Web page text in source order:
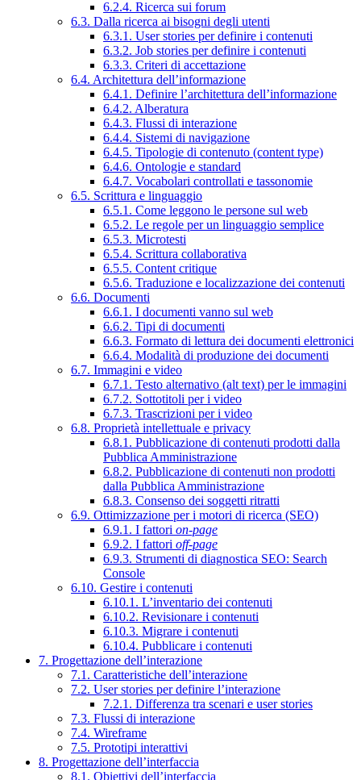
6.2.4. Ricerca sui forum
6.3. Dalla ricerca ai bisogni degli utenti
6.3.1. User stories per definire i contenuti
6.3.2. Job stories per definire i contenuti
6.3.3. Criteri di accettazione
6.4. Architettura dell’informazione
6.4.1. Definire l’architettura dell’informazione
6.4.2. Alberatura
6.4.3. Flussi di interazione
6.4.4. Sistemi di navigazione
6.4.5. Tipologie di contenuto (content type)
6.4.6. Ontologie e standard
6.4.7. Vocabolari controllati e tassonomie
6.5. Scrittura e linguaggio
6.5.1. Come leggono le persone sul web
6.5.2. Le regole per un linguaggio semplice
6.5.3. Microtesti
6.5.4. Scrittura collaborativa
6.5.5. Content critique
6.5.6. Traduzione e localizzazione dei contenuti
6.6. Documenti
6.6.1. I documenti vanno sul web
6.6.2. Tipi di documenti
6.6.3. Formato di lettura dei documenti elettronici
6.6.4. Modalità di produzione dei documenti
6.7. Immagini e video
6.7.1. Testo alternativo (alt text) per le immagini
6.7.2. Sottotitoli per i video
6.7.3. Trascrizioni per i video
6.8. Proprietà intellettuale e privacy
6.8.1. Pubblicazione di contenuti prodotti dalla
Pubblica Amministrazione
6.8.2. Pubblicazione di contenuti non prodotti
dalla Pubblica Amministrazione
6.8.3. Consenso dei soggetti ritratti
6.9. Ottimizzazione per i motori di ricerca (SEO)
6.9.1. I fattori on-page
6.9.2. I fattori off-page
6.9.3. Strumenti di diagnostica SEO: Search
Console
6.10. Gestire i contenuti
6.10.1. L’inventario dei contenuti
6.10.2. Revisionare i contenuti
6.10.3. Migrare i contenuti
6.10.4. Pubblicare i contenuti
7. Progettazione dell’interazione
7.1. Caratteristiche dell’interazione
7.2. User stories per definire l’interazione
7.2.1. Differenza tra scenari e user stories
7.3. Flussi di interazione
7.4. Wireframe
7.5. Prototipi interattivi
8. Progettazione dell’interfaccia
8.1. Obiettivi dell’interfaccia